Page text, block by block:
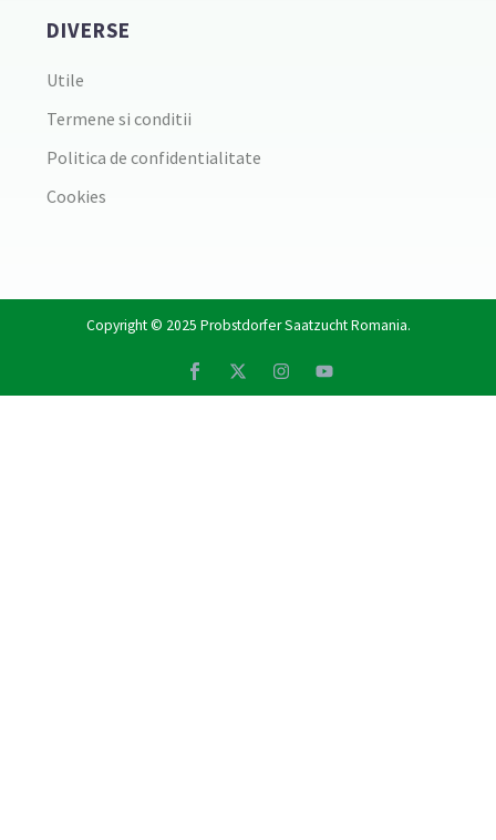
DIVERSE
Utile
Termene si conditii
Politica de confidentialitate
Cookies
Copyright © 2025 Probstdorfer Saatzucht Romania.